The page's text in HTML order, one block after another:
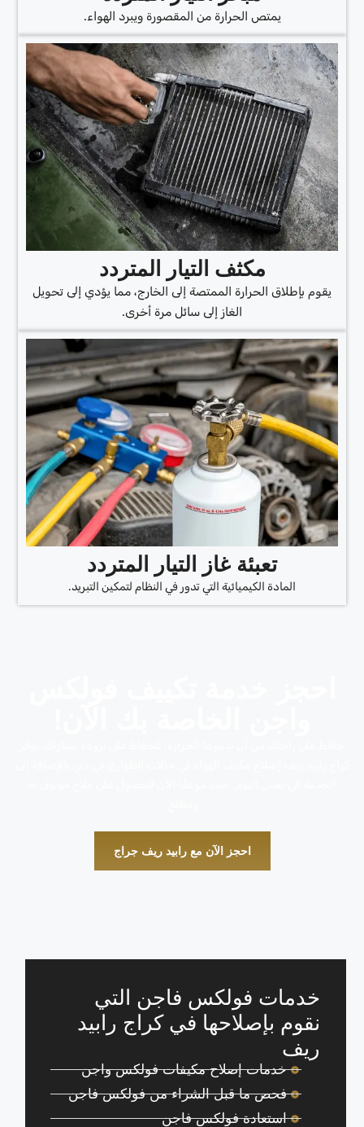
يمتص الحرارة من المقصورة ويبرد الهواء.
مكثف التيار المتردد
يقوم بإطلاق الحرارة الممتصة إلى الخارج، مما يؤدي إلى تحويل
الغاز إلى سائل مرة أخرى.
تعبئة غاز التيار المتردد
المادة الكيميائية التي تدور في النظام لتمكين التبريد.
احجز الآن مع رابيد ريف جراج
خدمات فولكس فاجن التي
نقوم بإصلاحها في كراج رابيد
ريف
خدمات إصلاح مكيفات فولكس واجن
فحص ما قبل الشراء من فولكس فاجن
استعادة فولكس فاجن